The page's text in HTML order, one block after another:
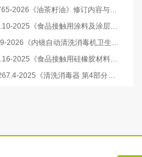
GB/T 11765-2026《油茶籽油》修订内容与产业影响分析
GB 4806.10-2025《食品接触用涂料及涂层》标准核心变化解析
GB 30689-2026《内镜自动清洗消毒机卫生要求》解读与检测合规要点
GB 4806.16-2025《食品接触用硅橡胶材料及制品》标准解析
GB/T 35267.4-2025《清洗消毒器 第4部分：内镜清洗消毒器》标准解读与检测项目清单